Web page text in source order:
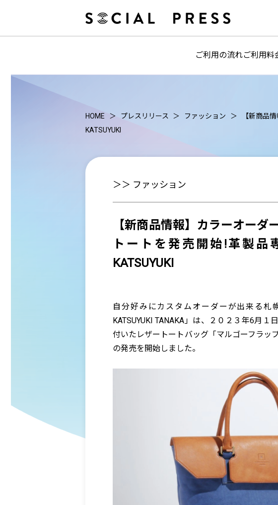
ご利用の流れご利用料
HOME プレスリリース ファッション
【新商品
KATSUYUKI
＞＞ ファッション
【新商品情報】カラーオーダ
トートを発売開始!革製品
KATSUYUKI
自分好みにカスタムオーダーが出来る札
KATSUYUKI TANAKA」は、２０２３年6月
付いたレザートートバッグ「マルゴーフラッ
の発売を開始しました。